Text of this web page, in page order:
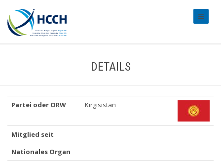
DETAILS
Partei oder ORW Kirgisistan
Mitglied seit
Nationales Organ